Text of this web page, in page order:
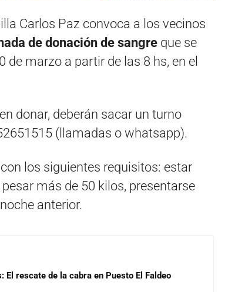
Carlos Paz convoca a los vecinos
de donación de sangre que se
de marzo a partir de las 8 hs, en el
donar, deberán sacar un turno
(llamadas o whatsapp).
los siguientes requisitos: estar
más de 50 kilos, presentarse
anterior.
rescate de la cabra en Puesto El Faldeo